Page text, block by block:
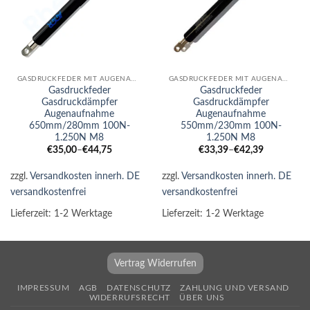
GASDRUCKFEDER MIT AUGENAUFNAHME
Gasdruckfeder
Gasdruckdämpfer
Augenaufnahme
650mm/280mm 100N-
1.250N M8
€35,00–€44,75
zzgl. Versandkosten innerh. DE
versandkostenfrei
Lieferzeit: 1-2 Werktage
GASDRUCKFEDER MIT AUGENAUFNAHME
Gasdruckfeder
Gasdruckdämpfer
Augenaufnahme
550mm/230mm 100N-
1.250N M8
€33,39–€42,39
zzgl. Versandkosten innerh. DE
versandkostenfrei
Lieferzeit: 1-2 Werktage
Vertrag Widerrufen
IMPRESSUM AGB DATENSCHUTZ
ZAHLUNG UND VERSAND
WIDERRUFSRECHT
ÜBER UNS